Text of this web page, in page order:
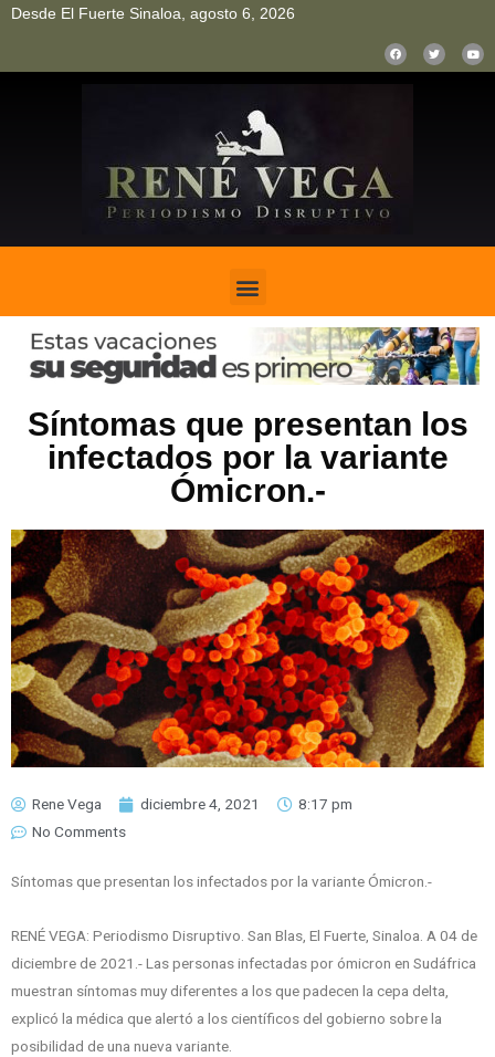
Desde El Fuerte Sinaloa, agosto 6, 2026
Síntomas que presentan los
infectados por la variante
Ómicron.-
Rene Vega diciembre 4, 2021
8:17 pm
No Comments
Síntomas que presentan los infectados por la variante Ómicron.-
RENÉ VEGA: Periodismo Disruptivo. San Blas, El Fuerte, Sinaloa. A 04 de
diciembre de 2021.- Las personas infectadas por ómicron en Sudáfrica
muestran síntomas muy diferentes a los que padecen la cepa delta,
explicó la médica que alertó a los científicos del gobierno sobre la
posibilidad de una nueva variante.